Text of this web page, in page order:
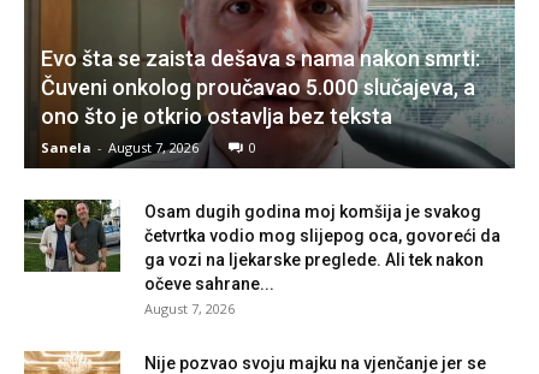
Evo šta se zaista dešava s nama nakon smrti:
Čuveni onkolog proučavao 5.000 slučajeva, a
ono što je otkrio ostavlja bez teksta
Sanela - August 7, 2026 0
Osam dugih godina moj komšija je svakog
četvrtka vodio mog slijepog oca, govoreći da
ga vozi na ljekarske preglede. Ali tek nakon
očeve sahrane...
August 7, 2026
Nije pozvao svoju majku na vjenčanje jer se